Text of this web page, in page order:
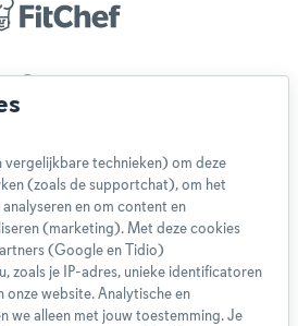
Over ons
Blog
Disclaimer
Methodologie
Privacybeleid
vergelijkbare technieken) om deze
(zoals de supportchat), om het
en om content en
(marketing). Met deze cookies
(Google en Tidio)
zoals je IP-adres, unieke identificatoren
onze website. Analytische en
we alleen met jouw toestemming. Je